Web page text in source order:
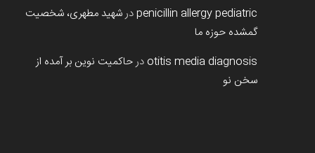
penicillin allergy pediatricدرشهید مطهری، شخصیت
گمشده حوزه ما
otitis media diagnosisدرحاکمیت نوین بر آمده از
سخن نو